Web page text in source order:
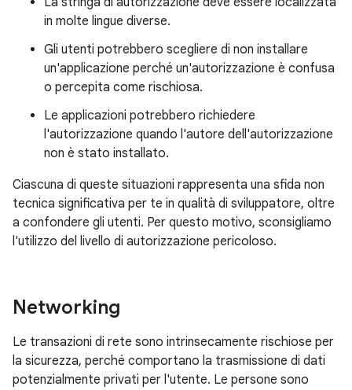
in molte lingue diverse.
Gli utenti potrebbero scegliere di non installare
un'applicazione perché un'autorizzazione è confusa
o percepita come rischiosa.
Le applicazioni potrebbero richiedere
l'autorizzazione quando l'autore dell'autorizzazione
non è stato installato.
Ciascuna di queste situazioni rappresenta una sfida non
tecnica significativa per te in qualità di sviluppatore, oltre
a confondere gli utenti. Per questo motivo, sconsigliamo
l'utilizzo del livello di autorizzazione pericoloso.
Networking
Le transazioni di rete sono intrinsecamente rischiose per
la sicurezza, perché comportano la trasmissione di dati
potenzialmente privati per l'utente. Le persone sono